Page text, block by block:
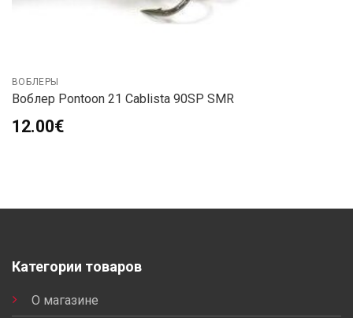
ВОБЛЕРЫ
Воблер Pontoon 21 Cablista 90SP SMR
12.00€
Категории товаров
О магазине